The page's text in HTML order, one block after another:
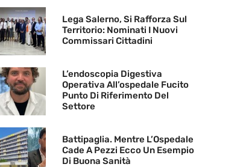
Lega Salerno, Si Rafforza Sul
Territorio: Nominati I Nuovi
Commissari Cittadini
L’endoscopia Digestiva
Operativa All’ospedale Fucito
Punto Di Riferimento Del
Settore
Battipaglia. Mentre L’Ospedale
Cade A Pezzi Ecco Un Esempio
Di Buona Sanità